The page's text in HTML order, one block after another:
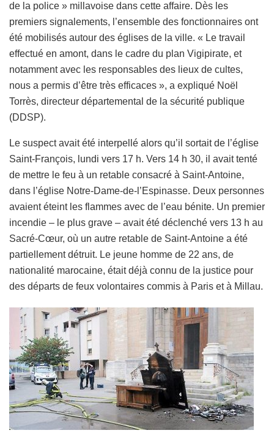
de la police » millavoise dans cette affaire. Dès les
premiers signalements, l’ensemble des fonctionnaires ont
été mobilisés autour des églises de la ville. « Le travail
effectué en amont, dans le cadre du plan Vigipirate, et
notamment avec les responsables des lieux de cultes,
nous a permis d’être très efficaces », a expliqué Noël
Torrès, directeur départemental de la sécurité publique
(DDSP).
Le suspect avait été interpellé alors qu’il sortait de l’église
Saint-François, lundi vers 17 h. Vers 14 h 30, il avait tenté
de mettre le feu à un retable consacré à Saint-Antoine,
dans l’église Notre-Dame-de-l’Espinasse. Deux personnes
avaient éteint les flammes avec de l’eau bénite. Un premier
incendie – le plus grave – avait été déclenché vers 13 h au
Sacré-Cœur, où un autre retable de Saint-Antoine a été
partiellement détruit. Le jeune homme de 22 ans, de
nationalité marocaine, était déjà connu de la justice pour
des départs de feux volontaires commis à Paris et à Millau.